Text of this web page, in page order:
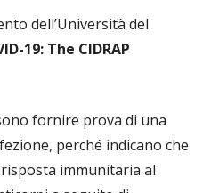
dell’Università del
19: The CIDRAP
fornire prova di una
perché indicano che
immunitaria al